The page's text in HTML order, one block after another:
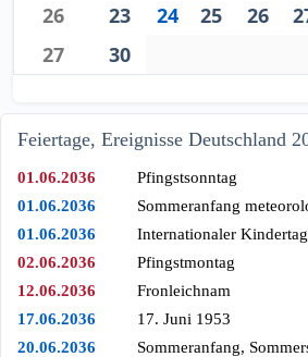
26
23 24 25 26
27
30
Feiertage, Ereignisse Deutschland
01.06.2036
Pfingstsonntag
01.06.2036
Sommeranfang
01.06.2036
Internationaler Kindertag
02.06.2036
Pfingstmontag
12.06.2036
Fronleichnam
17.06.2036
17. Juni 1953
20.06.2036
Sommeranfang,